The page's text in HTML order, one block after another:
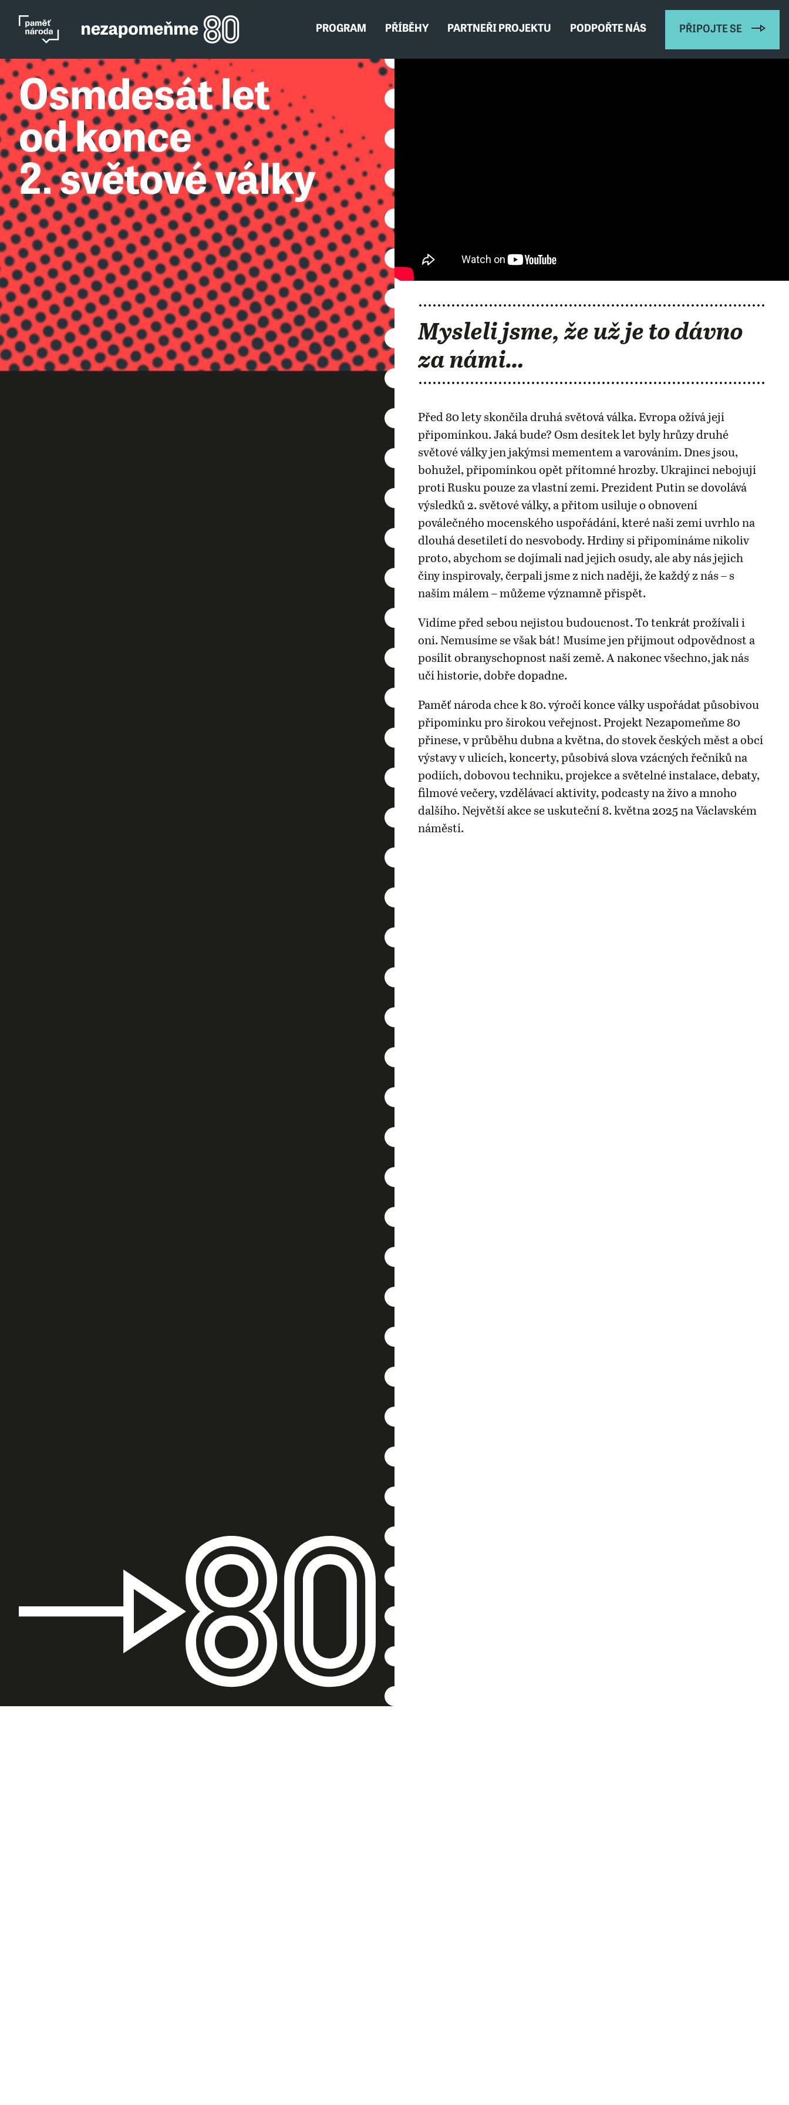
PROGRAM PŘÍBĚHY PARTNEŘI PROJEKTU PODPOŘTE NÁS PŘIPOJTE SE
Osmdesát let
od konce
2. světové války
Mysleli jsme, že už je to dávno
za námi…
Před 80 lety skončila druhá světová válka. Evropa ožívá její
připomínkou. Jaká bude? Osm desítek let byly hrůzy druhé
světové války jen jakýmsi mementem a varováním. Dnes jsou,
bohužel, připomínkou opět přítomné hrozby. Ukrajinci nebojují
proti Rusku pouze za vlastní zemi. Prezident Putin se dovolává
výsledků 2. světové války, a přitom usiluje o obnovení
poválečného mocenského uspořádání, které naši zemi uvrhlo na
dlouhá desetiletí do nesvobody. Hrdiny si připomínáme nikoliv
proto, abychom se dojímali nad jejich osudy, ale aby nás jejich
činy inspirovaly, čerpali jsme z nich naději, že každý z nás – s
naším málem – můžeme významně přispět.
Vidíme před sebou nejistou budoucnost. To tenkrát prožívali i
oni. Nemusíme se však bát! Musíme jen přijmout odpovědnost a
posílit obranyschopnost naší země. A nakonec všechno, jak nás
učí historie, dobře dopadne.
Paměť národa chce k 80. výročí konce války uspořádat působivou
připomínku pro širokou veřejnost. Projekt Nezapomeňme 80
přinese, v průběhu dubna a května, do stovek českých měst a obcí
výstavy v ulicích, koncerty, působivá slova vzácných řečníků na
podiích, dobovou techniku, projekce a světelné instalace, debaty,
filmové večery, vzdělávací aktivity, podcasty na živo a mnoho
dalšího. Největší akce se uskuteční 8. května 2025 na Václavském
náměstí.